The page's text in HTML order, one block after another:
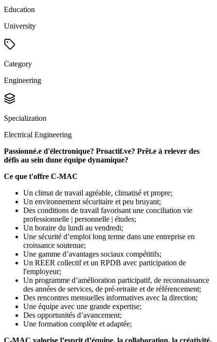
Education
University
Category
Engineering
Specialization
Electrical Engineering
Passionné.e d'électronique? Proactif.ve? Prêt.e à relever des
défis au sein dune équipe dynamique?
Ce que t'offre C-MAC
Un climat de travail agréable, climatisé et propre;
Un environnement sécuritaire et peu bruyant;
Des conditions de travail favorisant une conciliation vie
professionnelle | personnelle | études;
Un horaire du lundi au vendredi;
Une sécurité d’emploi long terme dans une entreprise en
croissance soutenue;
Une gamme d’avantages sociaux compétitifs;
Un REER collectif et un RPDB avec participation de
l'employeur;
Un programme d’amélioration participatif, de reconnaissance
des années de services, de pré-retraite et de référencement;
Des rencontres mensuelles informatives avec la direction;
Une équipe avec une grande expertise;
Des opportunités d’avancement;
Une formation complète et adaptée;